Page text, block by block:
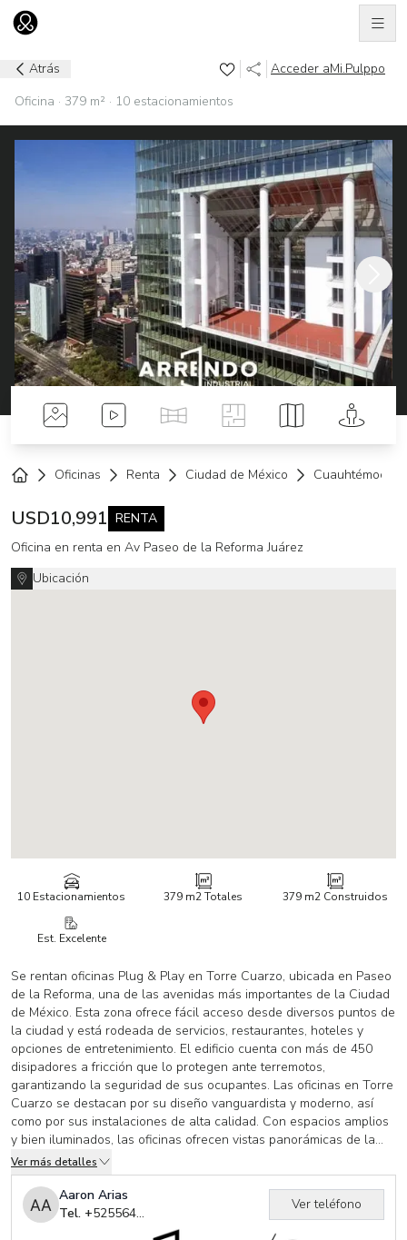
Ir al home
Atrás Acceder aMi.Pulppo
Oficina · 379 m² · 10 estacionamientos
Fotos Videos Tour VirtualPlanos Mapa Street
Oficinas Renta Ciudad de México Cuauhtémoc
USD10,991 RENTA
Oficina en renta en Av Paseo de la Reforma Juárez
Ubicación
10 Estacionamientos 379 m2Totales 379 m2 Construidos
Est. Excelente
Se rentan oficinas Plug & Play en Torre Cuarzo, ubicada en Paseo
de la Reforma, una de las avenidas más importantes de la Ciudad
de México. Esta zona ofrece fácil acceso desde diversos puntos de
la ciudad y está rodeada de servicios, restaurantes, hoteles y
opciones de entretenimiento. El edificio cuenta con más de 450
disipadores a fricción que lo protegen ante terremotos,
garantizando la seguridad de sus ocupantes. Las oficinas en Torre
Cuarzo se destacan por su diseño vanguardista y moderno, así
como por sus instalaciones de alta calidad. Con espacios amplios
y bien iluminados, las oficinas ofrecen vistas panorámicas de la
ciudad. Características Generales: Oficinas Plug &amp; Play, Área
disponible: 379 m2, Renta x m2: 29 Usd, Mantenimiento: 4 Usd, 1
Cajón de Estacionamiento por cada 35 m2. Entrega
Inmediata¡Contáctanos para agendar una cita y conocer más sobre
esta propiedad en Torre Cuarzo!
Ver más detalles
Aaron Arias
Tel. +525564513139
Ver teléfono